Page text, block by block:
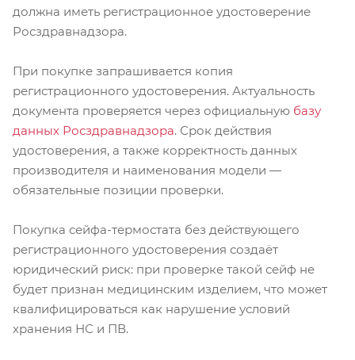
должна иметь регистрационное удостоверение
Росздравнадзора.
При покупке запрашивается копия
регистрационного удостоверения. Актуальность
документа проверяется через официальную базу
данных Росздравнадзора. Срок действия
удостоверения, а также корректность данных
производителя и наименования модели —
обязательные позиции проверки.
Покупка сейфа-термостата без действующего
регистрационного удостоверения создаёт
юридический риск: при проверке такой сейф не
будет признан медицинским изделием, что может
квалифицироваться как нарушение условий
хранения НС и ПВ.